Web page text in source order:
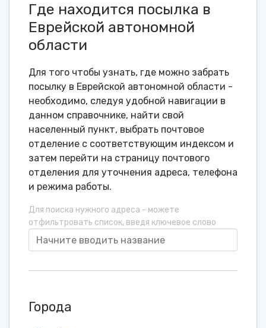
Где находится посылка в
Еврейской автономной
области
Для того чтобы узнать, где можно забрать
посылку в Еврейской автономной области -
необходимо, следуя удобной навигации в
данном справочнике, найти свой
населенный пункт, выбрать почтовое
отделение с соответствующим индексом и
затем перейти на страницу почтового
отделения для уточнения адреса, телефона
и режима работы.
Для поиска нужного адреса - можете
отфильтровать список, введя ключевое слово
Города